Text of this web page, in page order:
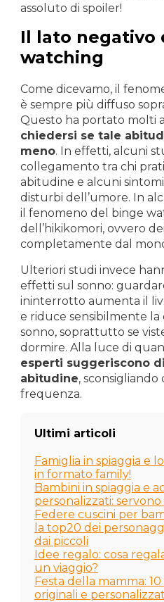
assoluto di spoiler!
Il lato negativo
watching
Come dicevamo, il
è sempre più diffuso
Questo ha portato molti
chiedersi se tale
meno. In effetti, alcuni
collegamento tra chi
abitudine e alcuni
disturbi dell’umore. In
il fenomeno del binge
dell’hikikomori, ovvero
completamente dal
Ulteriori studi invece
effetti sul sonno:
ininterrotto aumenta il
e riduce sensibilmente
sonno, soprattutto se
dormire. Alla luce di
esperti suggeriscono
abitudine, sconsigliando
frequenza.
Ultimi articoli
Famiglia in spiaggia e
in formato family!
Bambini in spiaggia e
personalizzati: servono
Federe cuscini per
la top20 dei
dai piccoli
Idee regalo: cosa
un viaggio?
Festa della mamma:
originali e